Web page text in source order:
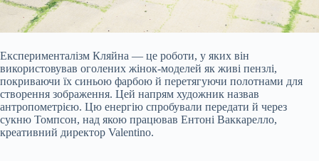
Експерименталізм Кляйна — це роботи, у яких він
використовував оголених жінок-моделей як живі пензлі,
покриваючи їх синьою фарбою й перетягуючи полотнами для
створення зображення. Цей напрям художник назвав
антропометрією. Цю енергію спробували передати й через
сукню Томпсон, над якою працював Ентоні Ваккарелло,
креативний директор Valentino.